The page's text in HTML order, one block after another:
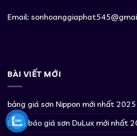
Email:
BÀI VIẾT MỚI
bảng giá sơn Nippon mới nhất 2025
Bảng báo giá sơn DuLux mới nhất